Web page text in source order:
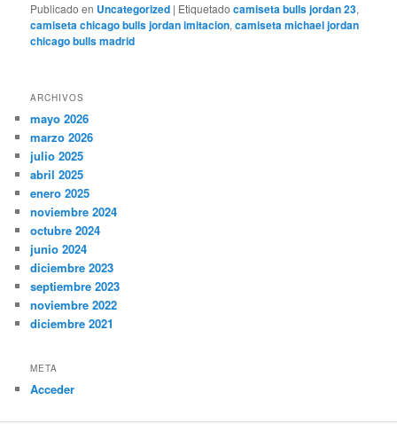
Publicado en Uncategorized | Etiquetado camiseta bulls jordan 23,
camiseta chicago bulls jordan imitacion,camiseta michael jordan
chicago bulls madrid
ARCHIVOS
mayo 2026
marzo 2026
julio 2025
abril 2025
enero 2025
noviembre 2024
octubre 2024
junio 2024
diciembre 2023
septiembre 2023
noviembre 2022
diciembre 2021
META
Acceder